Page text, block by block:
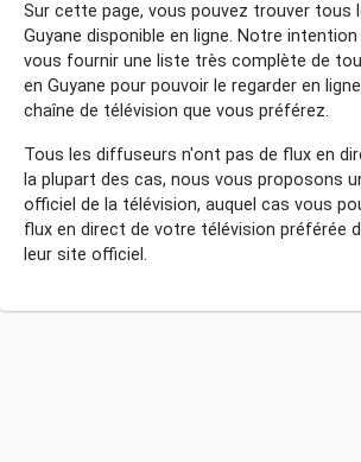
Sur cette page, vous pouvez trouver tous
Guyane disponible en ligne. Notre
vous fournir une liste très complète de
en Guyane pour pouvoir le regarder en
chaîne de télévision que vous préférez.
Tous les diffuseurs n'ont pas de flux en
la plupart des cas, nous vous proposons
officiel de la télévision, auquel cas vous
flux en direct de votre télévision préférée
leur site officiel.